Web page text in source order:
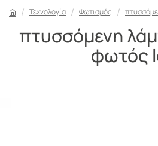
Τεχνολογία Φωτισμός
πτυσσόμενη
φωτός